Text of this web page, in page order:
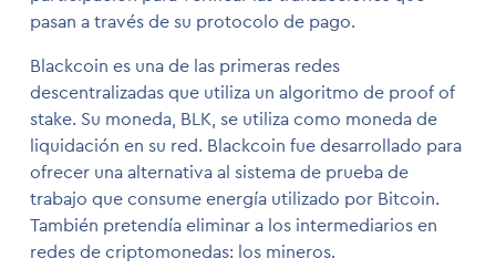
pasan a través de su protocolo de pago.
Blackcoin es una de las primeras redes
descentralizadas que utiliza un algoritmo de proof of
stake. Su moneda, BLK, se utiliza como moneda de
liquidación en su red. Blackcoin fue desarrollado para
ofrecer una alternativa al sistema de prueba de
trabajo que consume energía utilizado por Bitcoin.
También pretendía eliminar a los intermediarios en
redes de criptomonedas: los mineros.